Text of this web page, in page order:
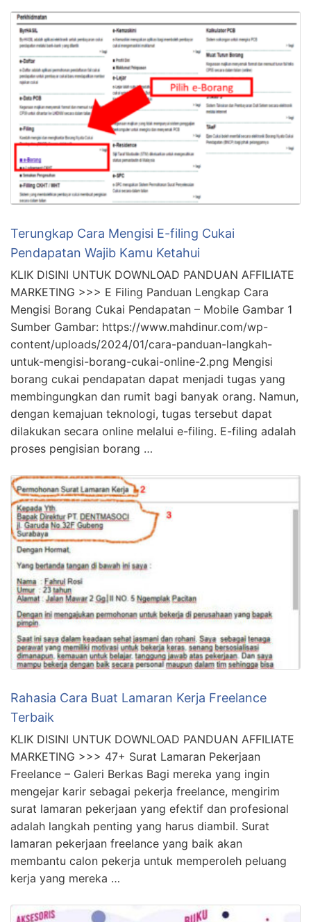
Terungkap Cara Mengisi E-filing Cukai
Pendapatan Wajib Kamu Ketahui
KLIK DISINI UNTUK DOWNLOAD PANDUAN AFFILIATE
MARKETING >>> E Filing Panduan Lengkap Cara
Mengisi Borang Cukai Pendapatan – Mobile Gambar 1
Sumber Gambar: https://www.mahdinur.com/wp-
content/uploads/2024/01/cara-panduan-langkah-
untuk-mengisi-borang-cukai-online-2.png Mengisi
borang cukai pendapatan dapat menjadi tugas yang
membingungkan dan rumit bagi banyak orang. Namun,
dengan kemajuan teknologi, tugas tersebut dapat
dilakukan secara online melalui e-filing. E-filing adalah
proses pengisian borang …
Rahasia Cara Buat Lamaran Kerja Freelance
Terbaik
KLIK DISINI UNTUK DOWNLOAD PANDUAN AFFILIATE
MARKETING >>> 47+ Surat Lamaran Pekerjaan
Freelance – Galeri Berkas Bagi mereka yang ingin
mengejar karir sebagai pekerja freelance, mengirim
surat lamaran pekerjaan yang efektif dan profesional
adalah langkah penting yang harus diambil. Surat
lamaran pekerjaan freelance yang baik akan
membantu calon pekerja untuk memperoleh peluang
kerja yang mereka …